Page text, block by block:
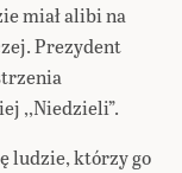
miał alibi na
Prezydent
,,Niedzieli”.
ludzie, którzy go